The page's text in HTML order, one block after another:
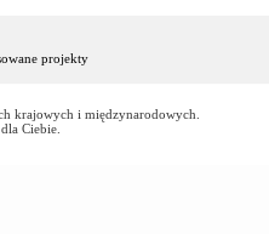
projekty
krajowych i międzynarodowych.
Ciebie.